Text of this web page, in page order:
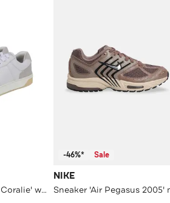
Sneaker 'Lista New Coralie' weiß
-46%* Sale
NIKE